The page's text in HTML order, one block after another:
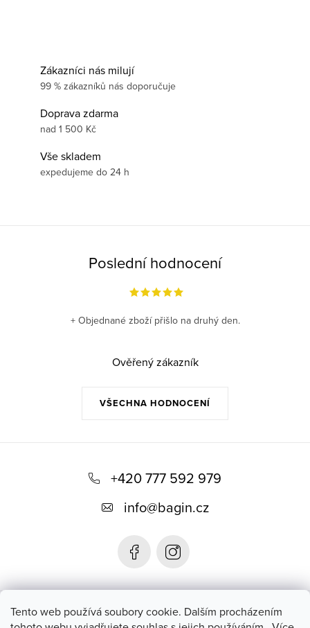
Tento web používá soubory cookie. Dalším procházením
Zákazníci nás milují
99 % zákazníků nás doporučuje
Doprava zdarma
nad 1 500 Kč
Vše skladem
expedujeme do 24 h
Poslední hodnocení
VŠECHNA HODNOCENÍ
+ Objednané zboží přišlo na druhý den.
Ověřený zákazník
+420 777 592 979
info@bagin.cz
Bagin.cz